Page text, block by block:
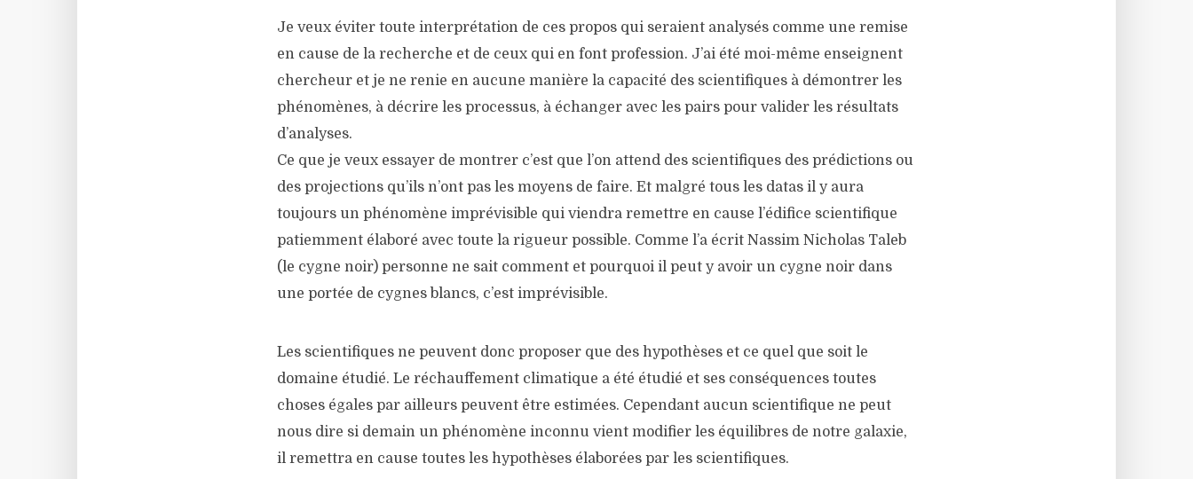
Je veux éviter toute interprétation de ces propos qui seraient analysés comme une remise
en cause de la recherche et de ceux qui en font profession. J’ai été moi-même enseignent
chercheur et je ne renie en aucune manière la capacité des scientifiques à démontrer les
phénomènes, à décrire les processus, à échanger avec les pairs pour valider les résultats
d’analyses.
Ce que je veux essayer de montrer c’est que l’on attend des scientifiques des prédictions ou
des projections qu’ils n’ont pas les moyens de faire. Et malgré tous les datas il y aura
toujours un phénomène imprévisible qui viendra remettre en cause l’édifice scientifique
patiemment élaboré avec toute la rigueur possible. Comme l’a écrit Nassim Nicholas Taleb
(le cygne noir) personne ne sait comment et pourquoi il peut y avoir un cygne noir dans
une portée de cygnes blancs, c’est imprévisible.
Les scientifiques ne peuvent donc proposer que des hypothèses et ce quel que soit le
domaine étudié. Le réchauffement climatique a été étudié et ses conséquences toutes
choses égales par ailleurs peuvent être estimées. Cependant aucun scientifique ne peut
nous dire si demain un phénomène inconnu vient modifier les équilibres de notre galaxie,
il remettra en cause toutes les hypothèses élaborées par les scientifiques.